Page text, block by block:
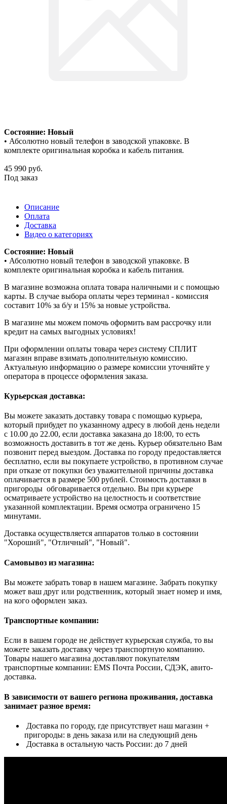
Состояние: Новый
• Абсолютно новый телефон в заводской упаковке. В
комплекте оригинальная коробка и кабель питания.
45 990 руб.
Под заказ
Описание
Оплата
Доставка
Видео о категориях
Состояние: Новый
• Абсолютно новый телефон в заводской упаковке. В
комплекте оригинальная коробка и кабель питания.
В магазине возможна оплата товара наличными и с помощью
карты. В случае выбора оплаты через терминал - комиссия
составит 10% за б/у и 15% за новые устройства.
В магазине мы можем помочь оформить вам рассрочку или
кредит на самых выгодных условиях!
При оформлении оплаты товара через систему СПЛИТ
магазин вправе взимать дополнительную комиссию.
Актуальную информацию о размере комиссии уточняйте у
оператора в процессе оформления заказа.
Курьерская доставка:
Вы можете заказать доставку товара с помощью курьера,
который прибудет по указанному адресу в любой день недели
с 10.00 до 22.00, если доставка заказана до 18:00, то есть
возможность доставить в тот же день. Курьер обязательно Вам
позвонит перед выездом. Доставка по городу предоставляется
бесплатно, если вы покупаете устройство, в противном случае
при отказе от покупки без уважительной причины доставка
оплачивается в размере 500 рублей. Стоимость доставки в
пригороды обговаривается отдельно. Вы при курьере
осматриваете устройство на целостность и соответствие
указанной комплектации. Время осмотра ограничено 15
минутами.
Доставка осуществляется аппаратов только в состоянии
"Хороший", "Отличный", "Новый".
Самовывоз из магазина:
Вы можете забрать товар в нашем магазине. Забрать покупку
может ваш друг или родственник, который знает номер и имя,
на кого оформлен заказ.
Транспортные компании:
Если в вашем городе не действует курьерская служба, то вы
можете заказать доставку через транспортную компанию.
Товары нашего магазина доставляют покупателям
транспортные компании: EMS Почта России, СДЭК, авито-
доставка.
В зависимости от вашего региона проживания, доставка
занимает разное время:
Доставка по городу, где присутствует наш магазин +
пригороды: в день заказа или на следующий день
Доставка в остальную часть России: до 7 дней